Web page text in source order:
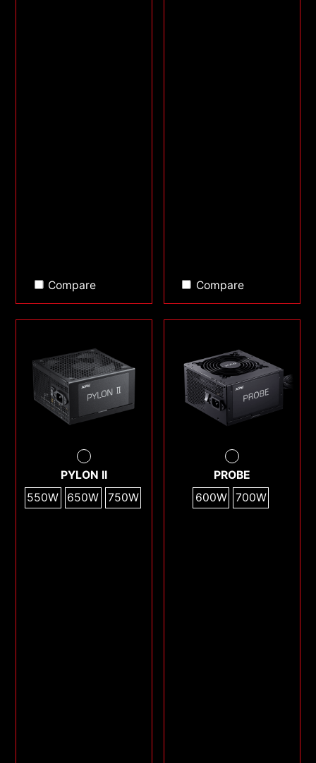
Compare Compare
PYLON II
550W
650W 750W
PROBE
600W
700W